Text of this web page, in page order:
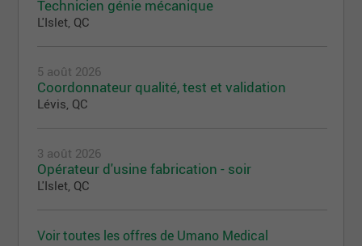
Technicien génie mécanique
L'Islet, QC
5 août 2026
Coordonnateur qualité, test et validation
Lévis, QC
3 août 2026
Opérateur d'usine fabrication - soir
L'Islet, QC
Voir toutes les offres de Umano Medical